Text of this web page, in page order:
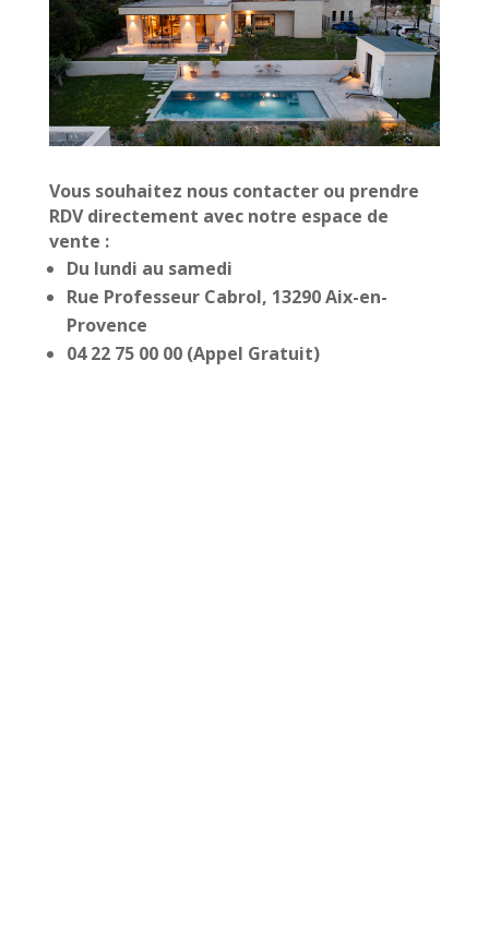
Vous souhaitez nous contacter ou prendre
RDV directement avec notre espace de
vente :
Du lundi au samedi
Rue Professeur Cabrol, 13290 Aix-en-
Provence
04 22 75 00 00 (Appel Gratuit)